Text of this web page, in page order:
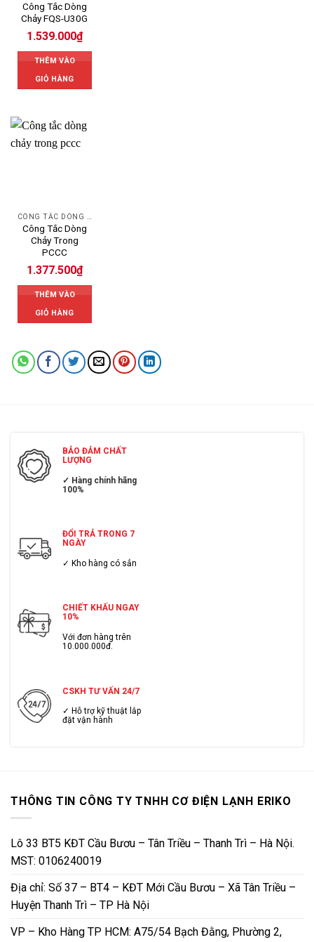
Công Tắc Dòng
Chảy FQS-U30G
1.539.000₫
THÊM VÀO
GIỎ HÀNG
Công Tắc Dòng
Chảy Trong
PCCC
1.377.500₫
THÊM VÀO
GIỎ HÀNG
BẢO ĐẢM CHẤT
LƯỢNG
✓ Hàng chính hãng
100%
ĐỔI TRẢ TRONG 7
NGÀY
✓ Kho hàng có sẳn
CHIẾT KHẤU NGAY
10%
Với đơn hàng trên
10.000.000đ.
CSKH TƯ VẤN 24/7
✓ Hỗ trợ kỹ thuật lắp
đặt vận hành
THÔNG TIN CÔNG TY TNHH CƠ ĐIỆN LẠNH ERIKO
Lô 33 BT5 KĐT Cầu Bươu – Tân Triều – Thanh Trì – Hà Nội.
MST: 0106240019
Địa chỉ: Số 37 – BT4 – KĐT Mới Cầu Bươu – Xã Tân Triều –
Huyện Thanh Trì – TP Hà Nội
VP – Kho Hàng TP HCM: A75/54 Bạch Đằng, Phường 2,